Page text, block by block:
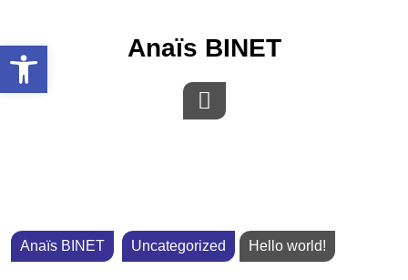
Anaïs BINET
Anaïs BINET Uncategorized Hello world!
Ouvrir la barre d’outils